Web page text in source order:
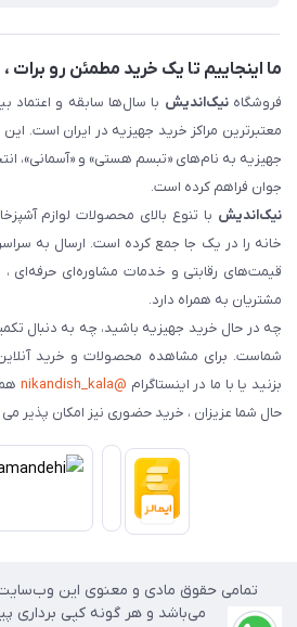
ما اینجاییم تا یک خرید مطمئن رو برات
فروشگاهنیک‌اندیش
معتبرترین مراکز خرید جهیزیه در ایران است. این
جهیزیه به نام‌های «تبسم هستی» و «آسمانی»،
جوان فراهم کرده است.
نیک‌اندیش با تنوع بالای محصولات لوازم
خانه را در یک جا جمع کرده است. ارسال به
قیمت‌های رقابتی و خدمات مشاوره‌ای حرفه‌ای
مشتریان به همراه دارد.
چه در حال خرید جهیزیه باشید، چه به دنبال
شماست. برای مشاهده محصولات و خرید
بزنید یا با ما در اینستاگرام @nikandish_kala
حال شما عزیزان ، خرید حضوری نیز امکان پذیر
تمامی حقوق مادی و معنوی این
می‌باشد و هر گونه کپی برداری